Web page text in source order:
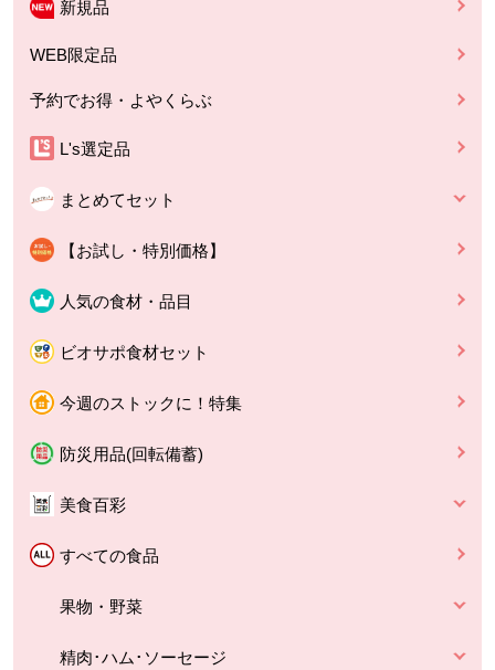
新規品
WEB限定品
予約でお得・よやくらぶ
L's選定品
まとめてセット
【お試し・特別価格】
人気の食材・品目
ビオサポ食材セット
今週のストックに！特集
防災用品(回転備蓄)
美食百彩
すべての食品
果物・野菜
精肉･ハム･ソーセージ